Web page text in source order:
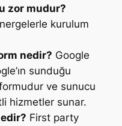
zor mudur?
kurulum
nedir? Google
sunduğu
ve sunucu
hizmetler sunar.
First party